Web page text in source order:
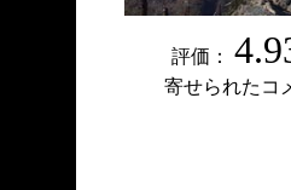
評価：
寄せられたコ